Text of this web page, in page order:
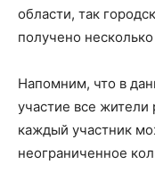
области, так
получено
Напомним, что в
участие все жители
каждый участник
неограниченное